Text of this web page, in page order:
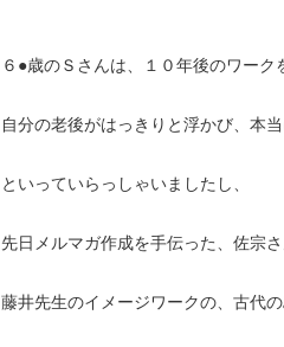
６●歳のＳさんは、１０年後のワーク
自分の老後がはっきりと浮かび、本
といっていらっしゃいましたし、
先日メルマガ作成を手伝った、佐宗さ
藤井先生のイメージワークの、古代